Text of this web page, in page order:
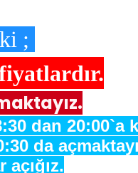
;
dan 20:00`a
da